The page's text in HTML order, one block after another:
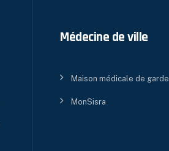
Médecine de ville
Maison médicale de garde
MonSisra